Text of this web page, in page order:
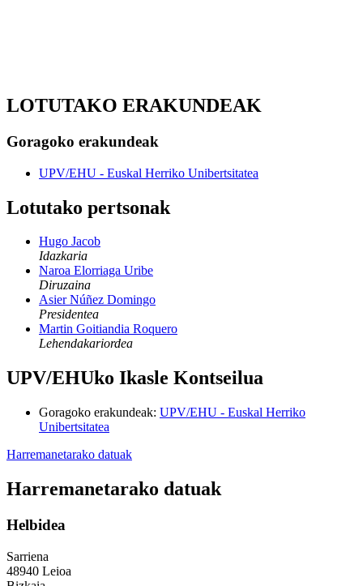
LOTUTAKO ERAKUNDEAK
Goragoko erakundeak
UPV/EHU - Euskal Herriko Unibertsitatea
Lotutako pertsonak
Hugo Jacob
Idazkaria
Naroa Elorriaga Uribe
Diruzaina
Asier Núñez Domingo
Presidentea
Martin Goitiandia Roquero
Lehendakariordea
UPV/EHUko Ikasle Kontseilua
Goragoko erakundeak: UPV/EHU - Euskal Herriko
Unibertsitatea
Harremanetarako datuak
Harremanetarako datuak
Helbidea
Sarriena
48940 Leioa